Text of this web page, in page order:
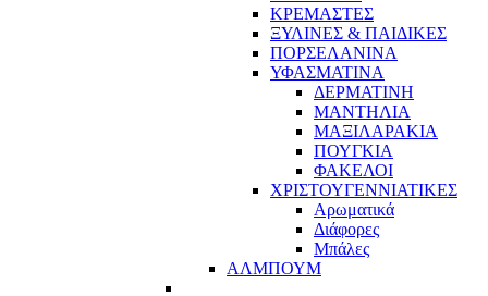
ΚΡΕΜΑΣΤΕΣ
ΞΥΛΙΝΕΣ & ΠΑΙΔΙΚΕΣ
ΠΟΡΣΕΛΑΝΙΝΑ
ΥΦΑΣΜΑΤΙΝA
ΔΕΡΜΑΤΙΝΗ
ΜΑΝΤΗΛΙΑ
ΜΑΞΙΛΑΡΑΚΙΑ
ΠΟΥΓΚΙΑ
ΦΑΚΕΛΟΙ
ΧΡΙΣΤΟΥΓΕΝΝΙΑΤΙΚΕΣ
Αρωματικά
Διάφορες
Μπάλες
ΑΛΜΠΟΥΜ